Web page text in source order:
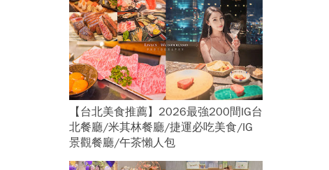
【台北美食推薦】2026最強200間IG台
北餐廳/米其林餐廳/捷運必吃美食/IG
景觀餐廳/午茶懶人包